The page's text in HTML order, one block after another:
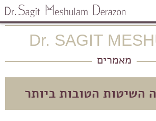
הרמת חזה השיטות הטובות ביותר
Dr. SAGIT
מאמרים
השיטות הטובות ביותר